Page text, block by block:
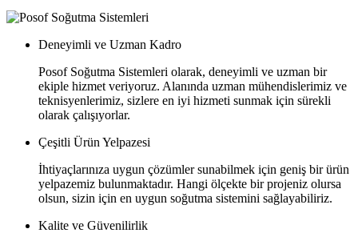
Deneyimli ve Uzman Kadro
Posof Soğutma Sistemleri olarak, deneyimli ve uzman bir
ekiple hizmet veriyoruz. Alanında uzman mühendislerimiz ve
teknisyenlerimiz, sizlere en iyi hizmeti sunmak için sürekli
olarak çalışıyorlar.
Çeşitli Ürün Yelpazesi
İhtiyaçlarınıza uygun çözümler sunabilmek için geniş bir ürün
yelpazemiz bulunmaktadır. Hangi ölçekte bir projeniz olursa
olsun, sizin için en uygun soğutma sistemini sağlayabiliriz.
Kalite ve Güvenilirlik